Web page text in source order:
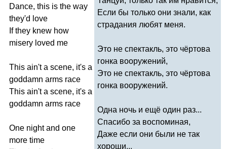
Dance, this is the way
they'd love
If they knew how
misery loved me
This ain't a scene, it's a
goddamn arms race
This ain't a scene, it's a
goddamn arms race
One night and one
more time
Если бы только они знали, как
страдания любят меня.
Это не спектакль, это чёртова
гонка вооружений,
Это не спектакль, это чёртова
гонка вооружений.
Одна ночь и ещё один раз...
Спасибо за воспоминая,
Даже если они были не так
хороши...